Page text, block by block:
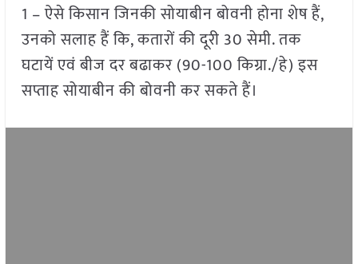
1 – ऐसे किसान जिनकी सोयाबीन बोवनी होना शेष हैं,
उनको सलाह हैं कि, कतारों की दूरी 30 सेमी. तक
घटायें एवं बीज दर बढाकर (90-100 किग्रा./हे) इस
सप्ताह सोयाबीन की बोवनी कर सकते हैं।